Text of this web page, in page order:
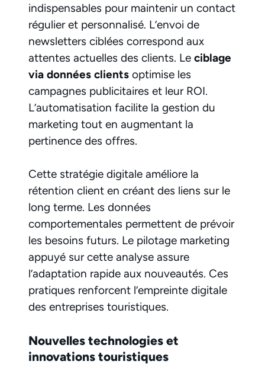
indispensables pour maintenir un contact
régulier et personnalisé. L’envoi de
newsletters ciblées correspond aux
attentes actuelles des clients. Le ciblage
via données clients optimise les
campagnes publicitaires et leur ROI.
L’automatisation facilite la gestion du
marketing tout en augmentant la
pertinence des offres.
Cette stratégie digitale améliore la
rétention client en créant des liens sur le
long terme. Les données
comportementales permettent de prévoir
les besoins futurs. Le pilotage marketing
appuyé sur cette analyse assure
l’adaptation rapide aux nouveautés. Ces
pratiques renforcent l’empreinte digitale
des entreprises touristiques.
Nouvelles technologies et
innovations touristiques